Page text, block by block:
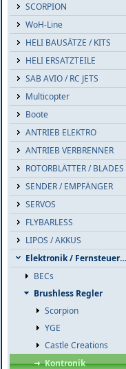
SCORPION
WoH-Line
HELI BAUSÄTZE / KITS
HELI ERSATZTEILE
SAB AVIO / RC JETS
Multicopter
Boote
ANTRIEB ELEKTRO
ANTRIEB VERBRENNER
ROTORBLÄTTER / BLADES
SENDER / EMPFÄNGER
SERVOS
FLYBARLESS
LIPOS / AKKUS
Elektronik / Fernsteuerzub.
BECs
Brushless Regler
Scorpion
YGE
Castle Creations
Kontronik